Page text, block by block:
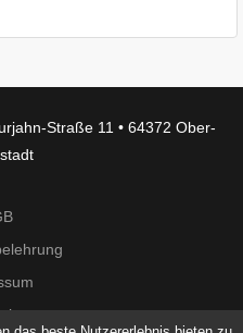
Straße 11 • 64372 Ober-